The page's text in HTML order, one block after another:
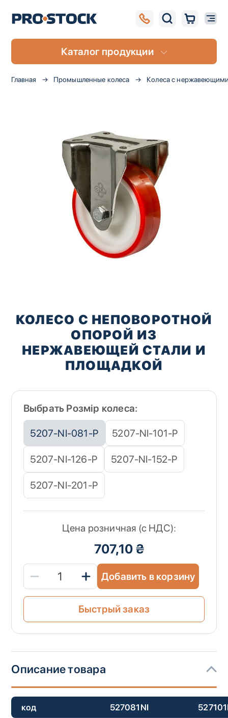
UA RU
Главная Промышленные колеса Колеса с
изображений
началу
изображений
КОЛЕСО С НЕПОВОРОТНОЙ
ОПОРОЙ ИЗ
НЕРЖАВЕЮЩЕЙ СТАЛИ И
ПЛОЩАДКОЙ
Выбрать Розмір колеса:
5207-NI-081-P 5207-NI-101-P
5207-NI-126-P 5207-NI-152-P
5207-NI-201-P
Цена розничная (с НДС):
707,10 ₴
Добавить в корзину
Быстрый заказ
Описание товара
код 527081NI
Каталог продукции